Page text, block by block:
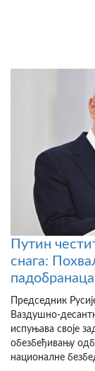
Путин
снага:
Председник
Ваздушно-
испуњава своје
обезбеђивању
националне